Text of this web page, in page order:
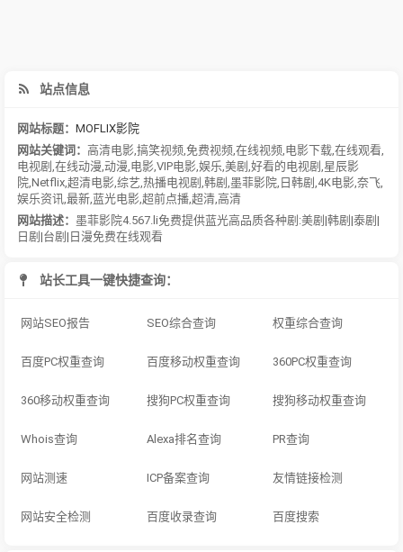
站点信息
网站标题： MOFLIX影院
网站关键词： 高清电影 搞笑视频 免费视频 在线视频 电影下载 在线观看
电视剧 在线动漫 动漫 电影 VIP电影 娱乐 美剧 好看的电视剧 星辰影
院 Netflix 超清电影 综艺 热播电视剧 韩剧 墨菲影院 日韩剧 4K电影 奈飞
娱乐资讯 最新 蓝光电影 超前点播 超清 高清
网站描述： 墨菲影院4.567.li免费提供蓝光高品质各种剧:美剧|韩剧|泰剧|
日剧|台剧|日漫免费在线观看
站长工具一键快捷查询：
网站SEO报告 SEO综合查询 权重综合查询
百度PC权重查询 百度移动权重查询 360PC权重查询
360移动权重查询 搜狗PC权重查询 搜狗移动权重查询
Whois查询 Alexa排名查询 PR查询
网站测速 ICP备案查询 友情链接检测
网站安全检测 百度收录查询 百度搜索